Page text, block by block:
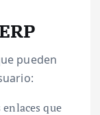
pueden
enlaces que